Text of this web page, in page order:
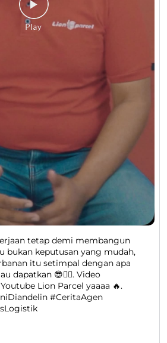
tetap demi membangun
bukan keputusan yang mudah,
itu setimpal dengan apa
dapatkan 😎👍🏻. Video
Lion Parcel yaaaa 🔥.
#CeritaAgen
Aug 2026 6:43 PM